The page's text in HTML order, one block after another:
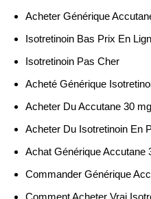
Acheter Générique
Isotretinoin Bas Prix En
Isotretinoin Pas Cher
Acheté Générique
Acheter Du Accutane 30
Acheter Du Isotretinoin En
Achat Générique Accutane
Commander Générique
Comment Acheter Vrai